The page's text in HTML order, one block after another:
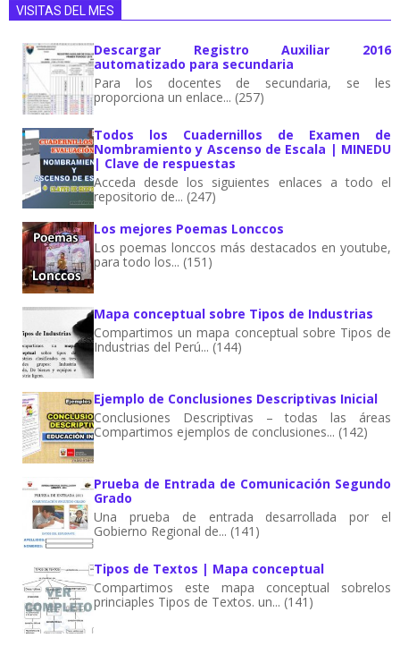
VISITAS DEL MES
Descargar Registro Auxiliar 2016
automatizado para secundaria
Para los docentes de secundaria, se les
proporciona un enlace... (257)
Todos los Cuadernillos de Examen de
Nombramiento y Ascenso de Escala | MINEDU
| Clave de respuestas
Acceda desde los siguientes enlaces a todo el
repositorio de... (247)
Los mejores Poemas Lonccos
Los poemas lonccos más destacados en youtube,
para todo los... (151)
Mapa conceptual sobre Tipos de Industrias
Compartimos un mapa conceptual sobre Tipos de
Industrias del Perú... (144)
Ejemplo de Conclusiones Descriptivas Inicial
Conclusiones Descriptivas – todas las áreas
Compartimos ejemplos de conclusiones... (142)
Prueba de Entrada de Comunicación Segundo
Grado
Una prueba de entrada desarrollada por el
Gobierno Regional de... (141)
Tipos de Textos | Mapa conceptual
Compartimos este mapa conceptual sobrelos
princiaples Tipos de Textos. un... (141)